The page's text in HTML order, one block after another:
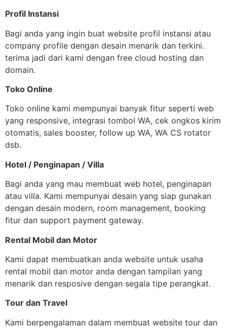
Profil Instansi
Bagi anda yang ingin buat website profil instansi atau
company profile dengan desain menarik dan terkini.
terima jadi dari kami dengan free cloud hosting dan
domain.
Toko Online
Toko online kami mempunyai banyak fitur seperti web
yang responsive, integrasi tombol WA, cek ongkos kirim
otomatis, sales booster, follow up WA, WA CS rotator
dsb.
Hotel / Penginapan / Villa
Bagi anda yang mau membuat web hotel, penginapan
atau villa. Kami mempunyai desain yang siap gunakan
dengan desain modern, room management, booking
fitur dan support payment gateway.
Rental Mobil dan Motor
Kami dapat membuatkan anda website untuk usaha
rental mobil dan motor anda dengan tampilan yang
menarik dan resposive dengan segala tipe perangkat.
Tour dan Travel
Kami berpengalaman dalam membuat website tour dan